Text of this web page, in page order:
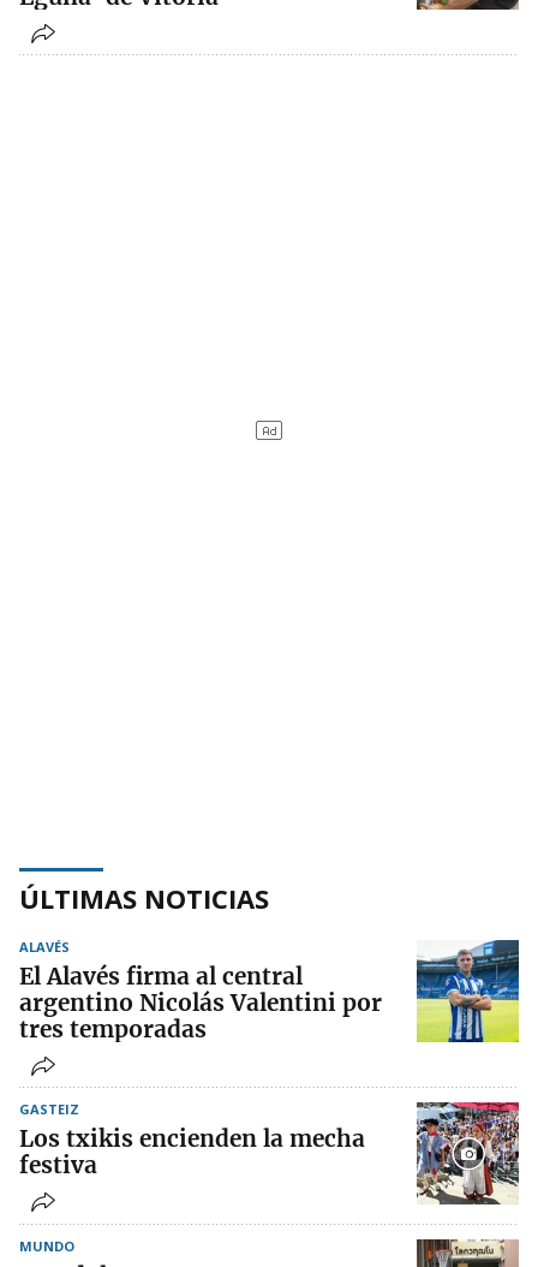
ÚLTIMAS NOTICIAS
ALAVÉS
El Alavés firma al central
argentino Nicolás Valentini por
tres temporadas
GASTEIZ
Los txikis encienden la mecha
festiva
MUNDO